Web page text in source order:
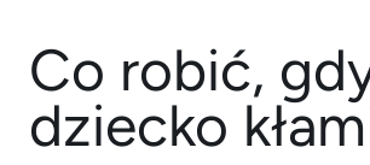
Co robić,
dziecko